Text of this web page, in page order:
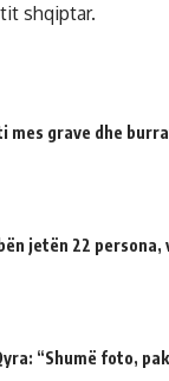
shqiptar.
mes grave dhe
jetën 22
“Shumë foto,